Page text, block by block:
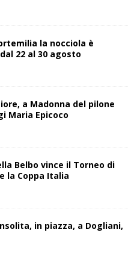
la nocciola è
22 al 30 agosto
a Madonna del pilone
Maria Epicoco
Belbo vince il Torneo di
la Coppa Italia
in piazza, a Dogliani,